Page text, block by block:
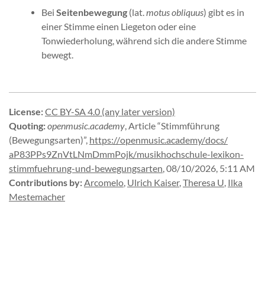
Bei Seitenbewegung(lat.motus obliquus) gibt es in
einer Stimme einen Liegeton oder eine
Tonwiederholung, während sich die andere Stimme
bewegt.
License:CC BY-SA 4.0 (any later version)
Quoting:openmusic.academy,Article “Stimmführung
(Bewegungsarten)”, https://openmusic.academy/docs/
aP83PPs9ZnVtLNmDmmPojk/musikhochschule-lexikon-
stimmfuehrung-und-bewegungsarten,08/10/2026, 5:11 AM
Contributions by:Arcomelo, Ulrich Kaiser,Theresa U, Ilka
Mestemacher